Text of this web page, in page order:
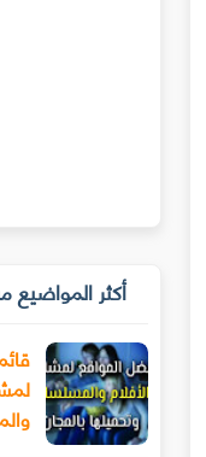
أكثر